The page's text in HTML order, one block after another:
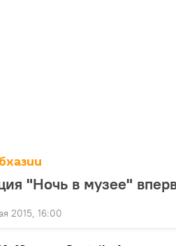
"Ночь в музее"
2015, 16:00